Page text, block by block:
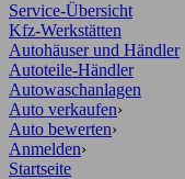
Service-Übersicht
Kfz-Werkstätten
Autohäuser und Händler
Autoteile-Händler
Autowaschanlagen
Auto verkaufen›
Auto bewerten›
Anmelden›
Startseite